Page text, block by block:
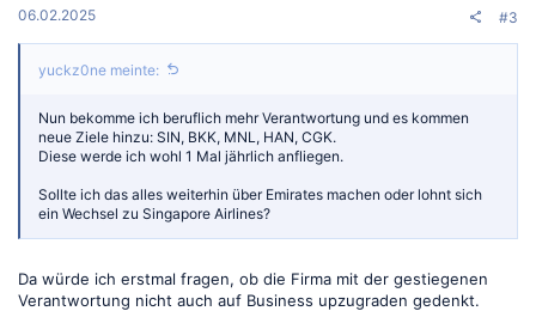
06.02.2025 #3
yuckz0ne meinte:
Nun bekomme ich beruflich mehr Verantwortung und es kommen
neue Ziele hinzu: SIN, BKK, MNL, HAN, CGK.
Diese werde ich wohl 1 Mal jährlich anfliegen.
Sollte ich das alles weiterhin über Emirates machen oder lohnt sich
ein Wechsel zu Singapore Airlines?
Da würde ich erstmal fragen, ob die Firma mit der gestiegenen
Verantwortung nicht auch auf Business upzugraden gedenkt.